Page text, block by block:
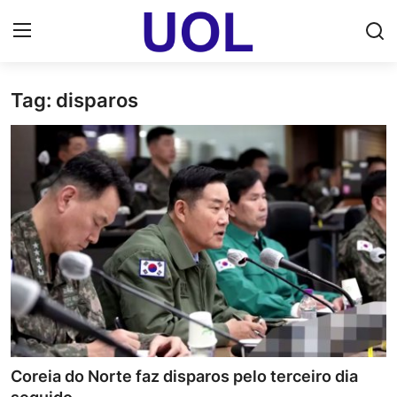
Login
Home
UOL Email Entrar
UOL ADS
Uol pt Bate Papo Gratis
Mundo
Economia
Dólar Cotação de Hoje
Tag: disparos
Coreia do Norte faz disparos pelo terceiro dia